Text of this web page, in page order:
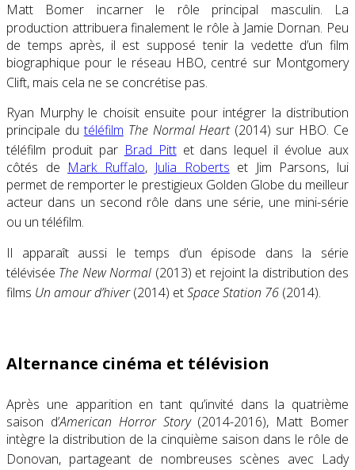
Matt Bomer incarner le rôle principal masculin. La
production attribuera finalement le rôle à Jamie Dornan. Peu
de temps après, il est supposé tenir la vedette d’un film
biographique pour le réseau HBO, centré sur Montgomery
Clift, mais cela ne se concrétise pas.
Ryan Murphy le choisit ensuite pour intégrer la distribution
principale dutéléfilm The Normal Heart(2014) sur HBO. Ce
téléfilm produit par Brad Pittet dans lequel il évolue aux
côtés de Mark Ruffalo, Julia Roberts et Jim Parsons, lui
permet de remporter le prestigieux Golden Globe du meilleur
acteur dans un second rôle dans une série, une mini-série
ou un téléfilm.
Il apparaît aussi le temps d’un épisode dans la série
télévisée The New Normal (2013) et rejoint la distribution des
films Un amour d’hiver(2014) etSpace Station 76 (2014).
Alternance cinéma et télévision
Après une apparition en tant qu’invité dans la quatrième
saison d’American Horror Story(2014-2016), Matt Bomer
intègre la distribution de la cinquième saison dans le rôle de
Donovan, partageant de nombreuses scènes avec Lady